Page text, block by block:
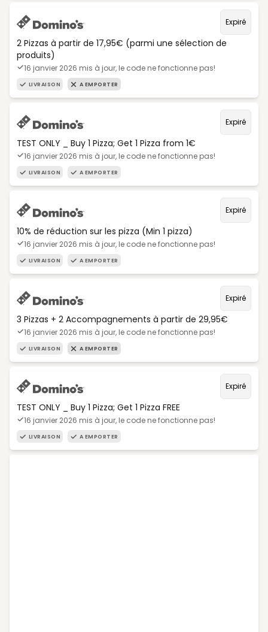
Expiré
2 Pizzas à partir de 17,95€ (parmi une sélection de
produits)
16 janvier 2026 mis à jour, le code ne fonctionne pas!
LIVRAISON A EMPORTER
Expiré
TEST ONLY _ Buy 1 Pizza; Get 1 Pizza from 1€
16 janvier 2026 mis à jour, le code ne fonctionne pas!
LIVRAISON A EMPORTER
Expiré
10% de réduction sur les pizza (Min 1 pizza)
16 janvier 2026 mis à jour, le code ne fonctionne pas!
LIVRAISON A EMPORTER
Expiré
3 Pizzas + 2 Accompagnements à partir de 29,95€
16 janvier 2026 mis à jour, le code ne fonctionne pas!
LIVRAISON A EMPORTER
Expiré
TEST ONLY _ Buy 1 Pizza; Get 1 Pizza FREE
16 janvier 2026 mis à jour, le code ne fonctionne pas!
LIVRAISON A EMPORTER